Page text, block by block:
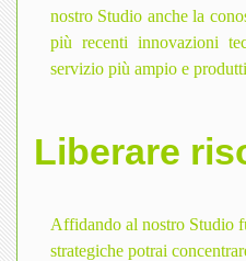
nostro Studio anche la
più recenti innovazioni
servizio più ampio e
Liberare
Affidando al nostro Studio
strategiche potrai